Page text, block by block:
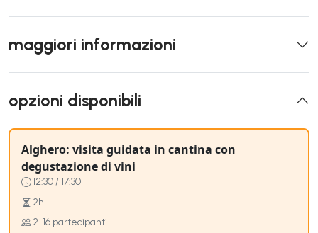
maggiori informazioni
opzioni disponibili
Alghero: visita guidata in cantina con
degustazione di vini
12:30 / 17:30
2h
2-16 partecipanti